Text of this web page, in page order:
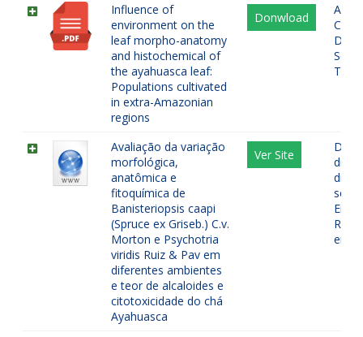
Influence of
environment on the
leaf morpho-anatomy
and histochemical of
the ayahuasca leaf:
Populations cultivated
in extra-Amazonian
regions
Donwload
Avaliação da variação
morfológica,
anatômica e
fitoquímica de
Banisteriopsis caapi
(Spruce ex Griseb.) C.v.
Morton e Psychotria
viridis Ruiz & Pav em
diferentes ambientes
e teor de alcaloides e
citotoxicidade do chá
Ayahuasca
Ver Site